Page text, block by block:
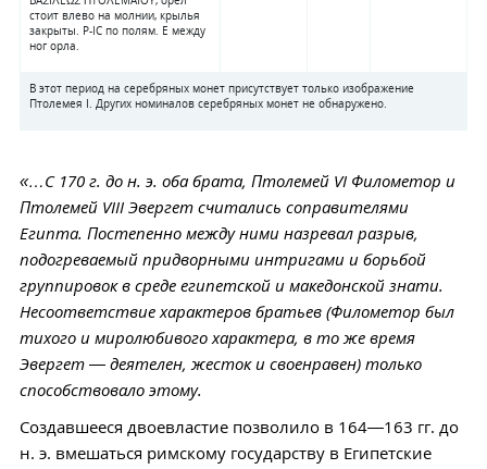
стоит влево на молнии, крылья
закрыты. P-IC по полям. Е между
ног орла.
В этот период на серебряных монет присутствует только изображение
Птолемея I. Других номиналов серебряных монет не обнаружено.
«…С 170 г. до н. э. оба брата, Птолемей VI Филометор и
Птолемей VIII Эвергет считались соправителями
Египта. Постепенно между ними назревал разрыв,
подогреваемый придворными интригами и борьбой
группировок в среде египетской и македонской знати.
Несоответствие характеров братьев (Филометор был
тихого и миролюбивого характера, в то же время
Эвергет — деятелен, жесток и своенравен) только
способствовало этому.
Создавшееся двоевластие позволило в 164—163 гг. до
н. э. вмешаться римскому государству в Египетские